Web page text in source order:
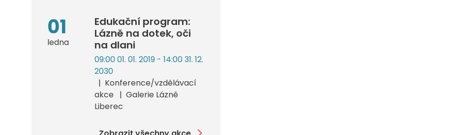
01
ledna
Edukační program:
Lázně na dotek, oči
na dlani
09:00 01. 01. 2019 - 14:00 31. 12.
2030
Konference/vzdělávací
akce
Galerie Lázně
Liberec